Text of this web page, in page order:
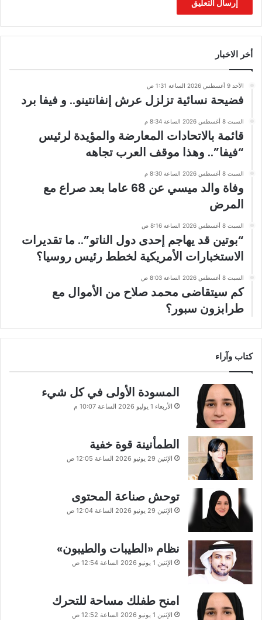
أخر الاخبار
الأحد 9 أغسطس 2026 الساعة 1:31 ص
فضيحة نسائية تزلزل عرش إنفانتينو.. و فيفا برد
السبت 8 أغسطس 2026 الساعة 8:34 م
قائمة بالاتحادات المعارضة والمؤيدة لرئيس
“فيفا”.. وهذا موقف العرب تجاهه
السبت 8 أغسطس 2026 الساعة 8:30 م
وفاة والد ميسي عن 68 عاما بعد صراع مع
المرض
السبت 8 أغسطس 2026 الساعة 8:16 ص
“بوتين قد يهاجم إحدى دول الناتو”.. ما تقديرات
الاستخبارات الأمريكية لخطط رئيس روسيا؟
السبت 8 أغسطس 2026 الساعة 8:03 ص
كم سيتقاضى محمد صلاح من الأموال مع
طرابزون سبور؟
كتاب وآراء
المسودة الأولى في كل شيء
الأربعاء 1 يوليو 2026 الساعة 10:07 م
الطمأنينة قوة خفية
الإثنين 29 يونيو 2026 الساعة 12:05 ص
توحش صناعة المحتوى
الإثنين 29 يونيو 2026 الساعة 12:04 ص
نظام «الطيبات والطيبون»
الإثنين 1 يونيو 2026 الساعة 12:54 ص
امنح طفلك مساحة للتحرك
الإثنين 1 يونيو 2026 الساعة 12:52 ص